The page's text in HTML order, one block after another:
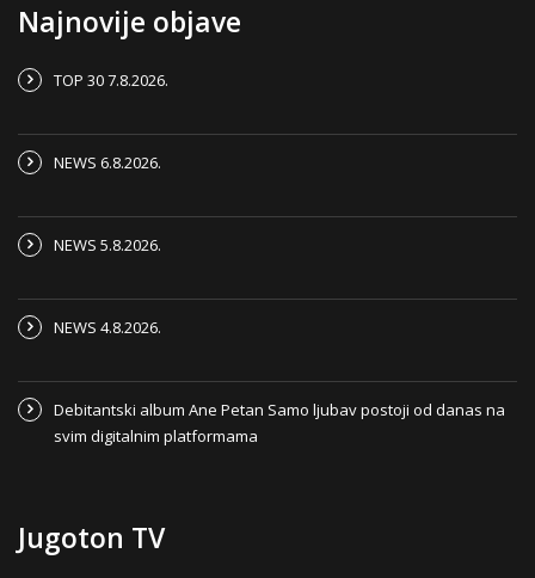
Najnovije objave
TOP 30 7.8.2026.
NEWS 6.8.2026.
NEWS 5.8.2026.
NEWS 4.8.2026.
Debitantski album Ane Petan Samo ljubav postoji od danas na
svim digitalnim platformama
Jugoton TV